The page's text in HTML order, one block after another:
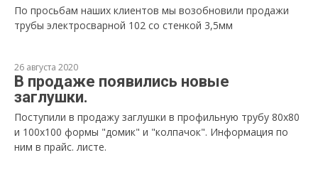
По просьбам наших клиентов мы возобновили продажи
трубы электросварной 102 со стенкой 3,5мм
26 августа 2020
В продаже появились новые
заглушки.
Поступили в продажу заглушки в профильную трубу 80х80
и 100х100 формы "домик" и "колпачок". Информация по
ним в прайс. листе.